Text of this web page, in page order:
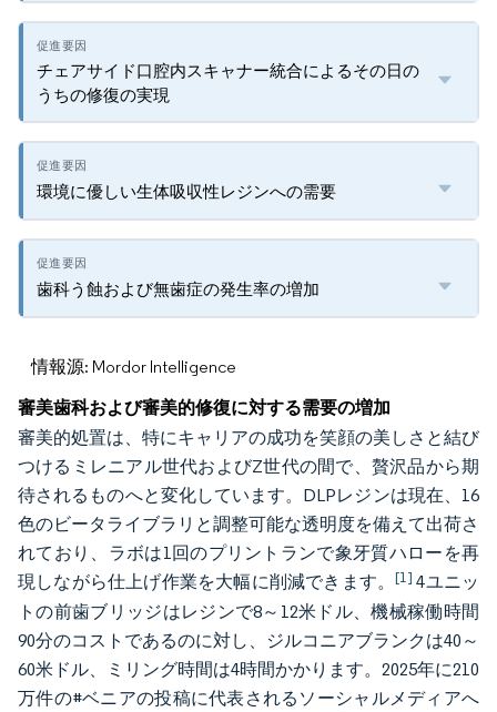
チェアサイド口腔内スキャナー統合によるその日の
うちの修復の実現
環境に優しい生体吸収性レジンへの需要
歯科う蝕および無歯症の発生率の増加
情報源: Mordor Intelligence
審美歯科および審美的修復に対する需要の増加
審美的処置は、特にキャリアの成功を笑顔の美しさと結び
つけるミレニアル世代およびZ世代の間で、贅沢品から期
待されるものへと変化しています。DLPレジンは現在、16
色のビータライブラリと調整可能な透明度を備えて出荷さ
れており、ラボは1回のプリントランで象牙質ハローを再
現しながら仕上げ作業を大幅に削減できます。[1] 4ユニッ
トの前歯ブリッジはレジンで8～12米ドル、機械稼働時間
90分のコストであるのに対し、ジルコニアブランクは40～
60米ドル、ミリング時間は4時間かかります。2025年に210
万件の#ベニアの投稿に代表されるソーシャルメディアへ